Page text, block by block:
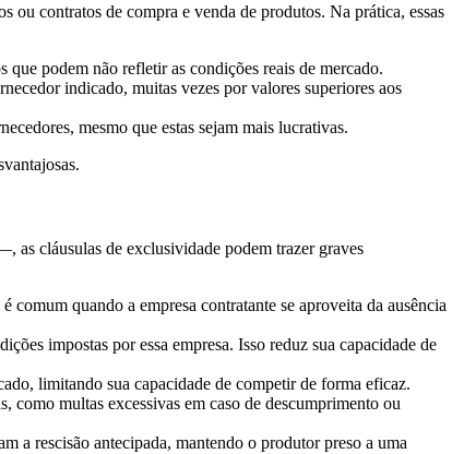
ou contratos de compra e venda de produtos. Na prática, essas
que podem não refletir as condições reais de mercado.
indicado, muitas vezes por valores superiores aos
mesmo que estas sejam mais lucrativas.
as cláusulas de exclusividade podem trazer graves
comum quando a empresa contratante se aproveita da ausência
impostas por essa empresa. Isso reduz sua capacidade de
limitando sua capacidade de competir de forma eficaz.
como multas excessivas em caso de descumprimento ou
a rescisão antecipada, mantendo o produtor preso a uma